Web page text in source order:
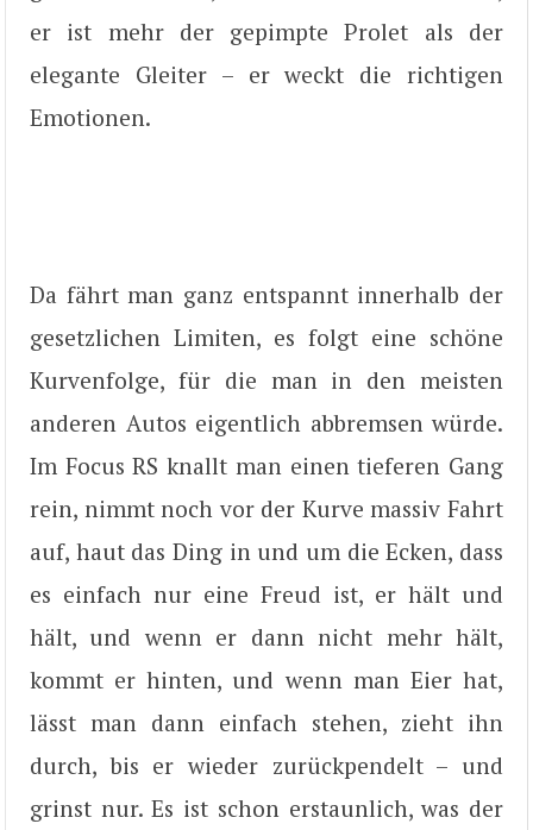
er ist mehr der gepimpte Prolet als der
elegante Gleiter – er weckt die richtigen
Emotionen.
Da fährt man ganz entspannt innerhalb der
gesetzlichen Limiten, es folgt eine schöne
Kurvenfolge, für die man in den meisten
anderen Autos eigentlich abbremsen würde.
Im Focus RS knallt man einen tieferen Gang
rein, nimmt noch vor der Kurve massiv Fahrt
auf, haut das Ding in und um die Ecken, dass
es einfach nur eine Freud ist, er hält und
hält, und wenn er dann nicht mehr hält,
kommt er hinten, und wenn man Eier hat,
lässt man dann einfach stehen, zieht ihn
durch, bis er wieder zurückpendelt – und
grinst nur. Es ist schon erstaunlich, was der